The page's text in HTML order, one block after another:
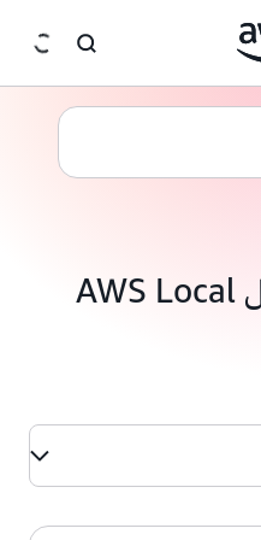
الأسئلة الشائعة حول AWS Local